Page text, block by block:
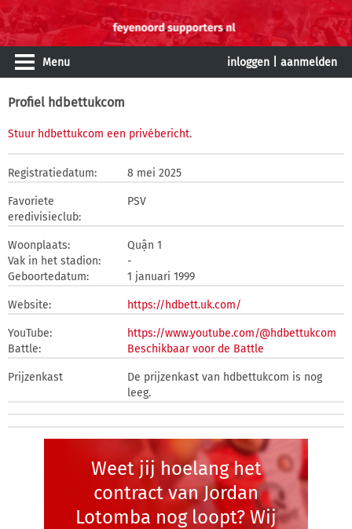
Menu inloggen aanmelden
Profiel hdbettukcom
Stuur hdbettukcom een privébericht.
Registratiedatum: 8 mei 2025
Favoriete
eredivisieclub:
PSV
Woonplaats:
Quận 1
Vak in het stadion:
-
Geboortedatum:
1 januari 1999
Website: https://hdbett.uk.com/
YouTube:
https://www.youtube.com/@hdbettukcom
Battle:
Beschikbaar voor de Battle
Prijzenkast
De prijzenkast van hdbettukcom is nog
leeg.
Weet jij hoelang het
contract van Jordan
Lotomba nog loopt? Wij